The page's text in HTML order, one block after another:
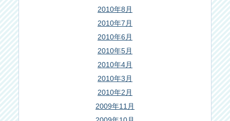
2010年8月
2010年7月
2010年6月
2010年5月
2010年4月
2010年3月
2010年2月
2009年11月